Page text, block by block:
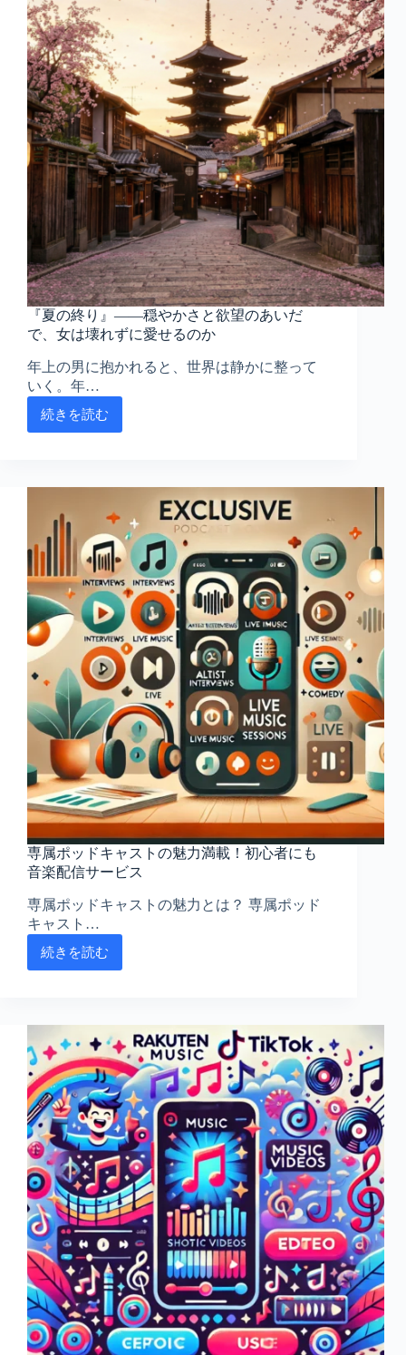
界
最
速
っ
て
本
当？
オ
リ
コ
満
足
度
2
位
の
実
力
検
証
『夏の終り』――穏やかさと欲望のあいだ
で、女は壊れずに愛せるのか
年上の男に抱かれると、世界は静かに整って
いく。年…
続きを読む
『夏
か
さ
と
欲
望
の
あ
い
だ
で、
女
は
壊
れ
ず
に
愛
せ
る
か
専属ポッドキャストの魅力満載！初心者にも
音楽配信サービス
専属ポッドキャストの魅力とは？ 専属ポッド
キャスト…
続きを読む
専
キ
ャ
ス
ト
の
魅
力
満
載！
初
心
者
に
も
音
楽
配